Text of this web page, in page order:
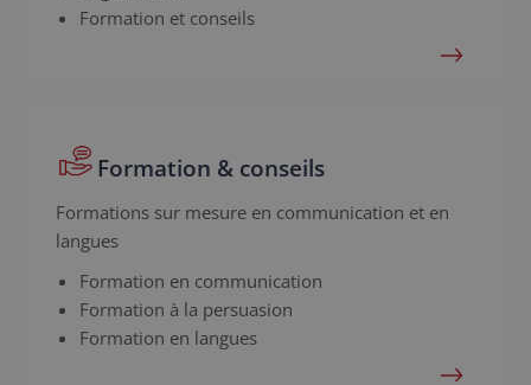
Formation et conseils
Formation & conseils
Formations sur mesure en communication et en
langues
Formation en communication
Formation à la persuasion
Formation en langues